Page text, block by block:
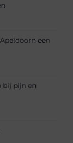
een
bij pijn en